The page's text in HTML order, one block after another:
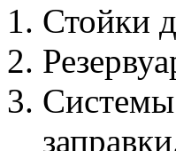
Стойки
Системы